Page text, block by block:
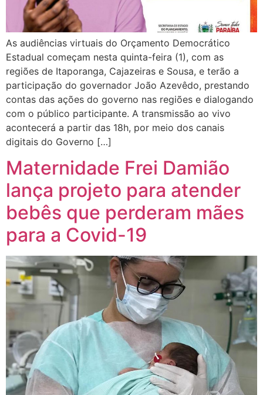
As audiências virtuais do Orçamento Democrático
Estadual começam nesta quinta-feira (1), com as
regiões de Itaporanga, Cajazeiras e Sousa, e terão a
participação do governador João Azevêdo, prestando
contas das ações do governo nas regiões e dialogando
com o público participante. A transmissão ao vivo
acontecerá a partir das 18h, por meio dos canais
digitais do Governo […]
Maternidade Frei Damião
lança projeto para atender
bebês que perderam mães
para a Covid-19